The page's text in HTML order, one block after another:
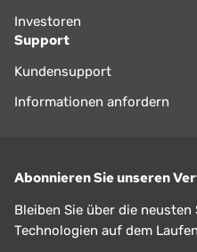
Investoren
Support
Kundensupport
Informationen anfordern
Abonnieren Sie unseren
Bleiben Sie über die
Technologien auf dem